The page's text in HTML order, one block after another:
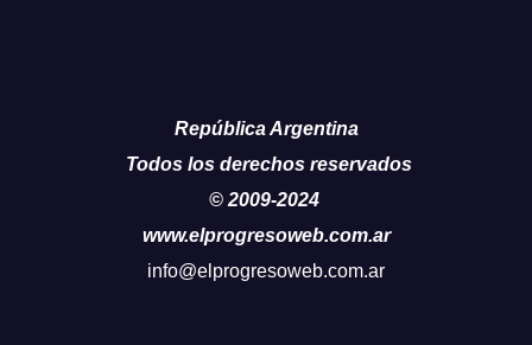
República Argentina
Todos los derechos reservados
© 2009-2024
www.elprogresoweb.com.ar
info@elprogresoweb.com.ar